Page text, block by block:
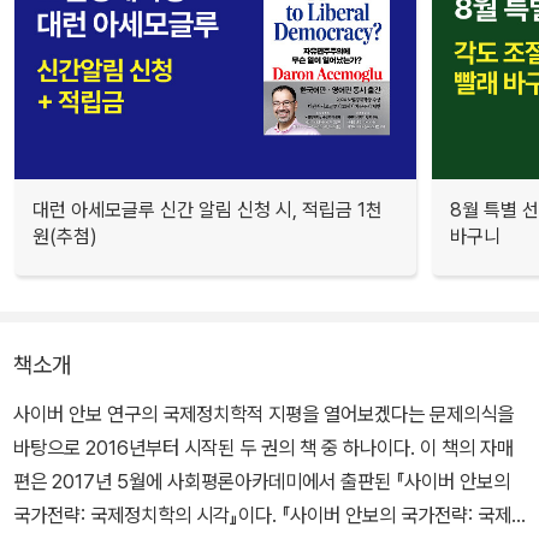
대런 아세모글루 신간 알림 신청 시, 적립금 1천
원(추첨)
8월 특별
바구니
책소개
사이버 안보 연구의 국제정치학적 지평을 열어보겠다는 문제의식을
바탕으로 2016년부터 시작된 두 권의 책 중 하나이다. 이 책의 자매
편은 2017년 5월에 사회평론아카데미에서 출판된 『사이버 안보의
국가전략: 국제정치학의 시각』이다. 『사이버 안보의 국가전략: 국제